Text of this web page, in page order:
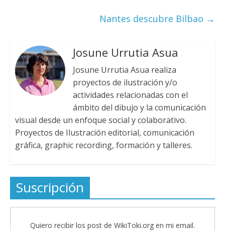
Nantes descubre Bilbao →
Josune Urrutia Asua
Josune Urrutia Asua realiza
proyectos de ilustración y/o
actividades relacionadas con el
ámbito del dibujo y la comunicación
visual desde un enfoque social y colaborativo.
Proyectos de Ilustración editorial, comunicación
gráfica, graphic recording, formación y talleres.
Suscripción
Quiero recibir los post de WikiToki.org en mi email.